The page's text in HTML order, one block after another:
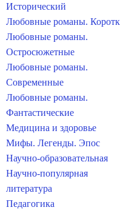
Исторический
Любовные романы.
Любовные романы.
Остросюжетные
Любовные романы.
Современные
Любовные романы.
Фантастические
Медицина и здоровье
Мифы. Легенды. Эпос
Научно-образовательная
Научно-популярная
литература
Педагогика